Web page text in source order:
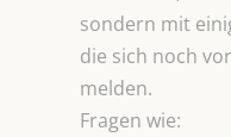
sondern mit
die sich noch
melden.
Fragen wie: